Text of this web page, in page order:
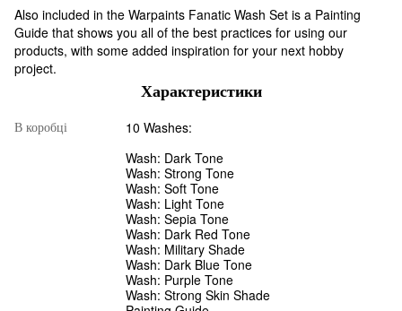
Also included in the Warpaints Fanatic Wash Set is a Painting
Guide that shows you all of the best practices for using our
products, with some added inspiration for your next hobby
project.
Характеристики
В коробці
10 Washes:
Wash: Dark Tone
Wash: Strong Tone
Wash: Soft Tone
Wash: Light Tone
Wash: Sepia Tone
Wash: Dark Red Tone
Wash: Military Shade
Wash: Dark Blue Tone
Wash: Purple Tone
Wash: Strong Skin Shade